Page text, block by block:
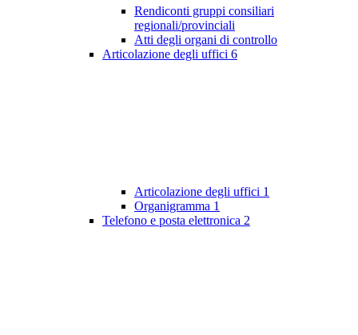
Rendiconti gruppi consiliari
regionali/provinciali
Atti degli organi di controllo
Articolazione degli uffici 6
Articolazione degli uffici 1
Organigramma 1
Telefono e posta elettronica 2